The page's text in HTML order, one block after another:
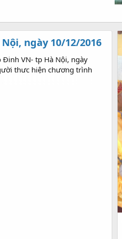
ngày 10/12/2016
VN- tp Hà Nội, ngày
thưc hiện chương trình